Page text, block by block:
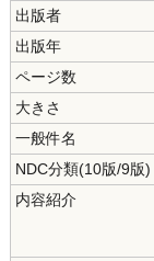
出版者
出版年
ページ数
大きさ
一般件名
NDC分類(10版/9版)
内容紹介